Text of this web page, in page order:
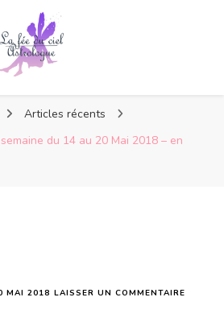
Articles récents
du 14 au 20 Mai 2018 – en
MAI 2018 LAISSER UN COMMENTAIRE